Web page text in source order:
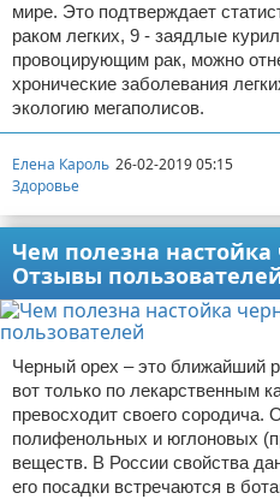
мире. Это подтверждает
раком легких, 9 - заядлые
провоцирующим рак, можно
хронические заболевания
экологию мегаполисов.
Елена Кароль 26-02-2019 05:15
Здоровье
Чем полезна настойка
Отзывы
Черный орех – это ближайший
вот только по лекарственным
превосходит своего
полифенольных и юглоновых
веществ. В России свойства
его посадки встречаются в